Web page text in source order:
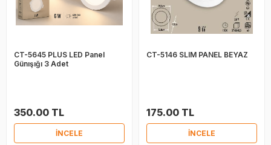
CT-5645 PLUS LED Panel
Günışığı 3 Adet
350.00 TL
İNCELE
CT-5146 SLIM PANEL BEYAZ
175.00 TL
İNCELE